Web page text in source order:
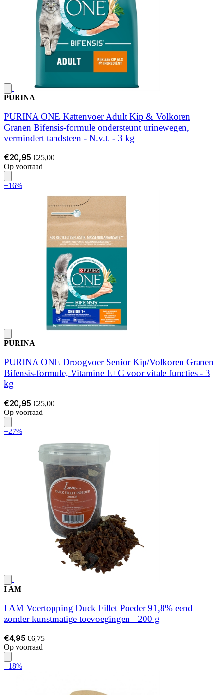
PURINA
PURINA ONE Kattenvoer Adult Kip & Volkoren
Granen Bifensis-formule ondersteunt urinewegen,
vermindert tandsteen - N.v.t. - 3 kg
€20,95 €25,00
Op voorraad
−16%
PURINA
PURINA ONE Droogvoer Senior Kip/Volkoren Granen
Bifensis-formule, Vitamine E+C voor vitale functies - 3
kg
€20,95 €25,00
Op voorraad
−27%
I AM
I AM Voertopping Duck Fillet Poeder 91,8% eend
zonder kunstmatige toevoegingen - 200 g
€4,95 €6,75
Op voorraad
−18%